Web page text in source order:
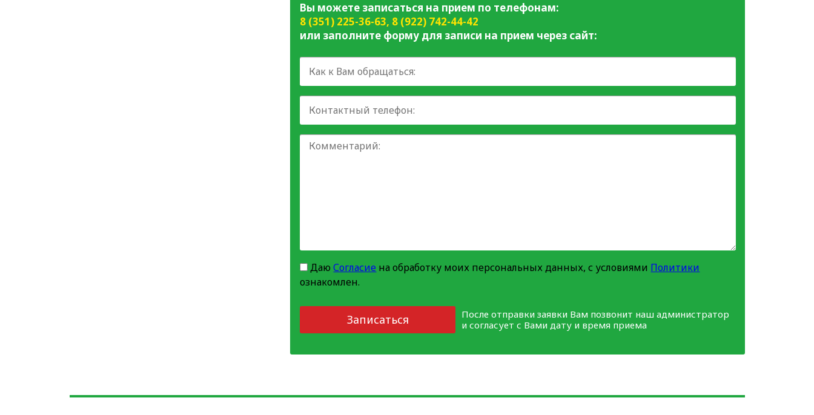
Вы можете записаться на прием по телефонам:
8 (351) 225-36-63, 8 (922) 742-44-42
или заполните форму для записи на прием через сайт:
ДаюСогласие на обработку моих персональных данных, с условиями Политики
ознакомлен.
Записаться
После отправки заявки Вам позвонит наш администратор
и согласует с Вами дату и время приема